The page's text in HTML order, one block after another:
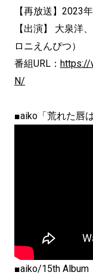
【再放送】2023
【出演】 大泉洋
ロニえんぴつ）
番組URL： https://
N/
■aiko「荒れた唇
■aiko/15th Album